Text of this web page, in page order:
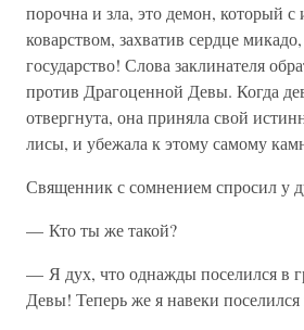
порочна и зла, это демон, который
коварством, захватив сердце
государство! Слова заклинателя
против Драгоценной Девы. Когда
отвергнута, она приняла свой
лисы, и убежала к этому самому
Священник с сомнением спросил у
— Кто ты же такой?
— Я дух, что однажды поселился в
Девы! Теперь же я навеки